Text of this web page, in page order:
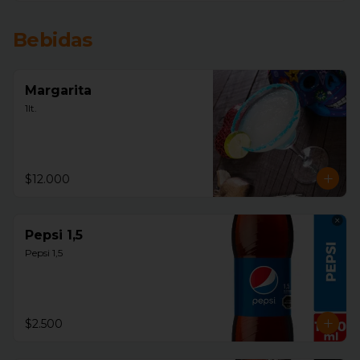
Bebidas
Margarita
1lt.
$12.000
Pepsi 1,5
Pepsi 1,5
$2.500